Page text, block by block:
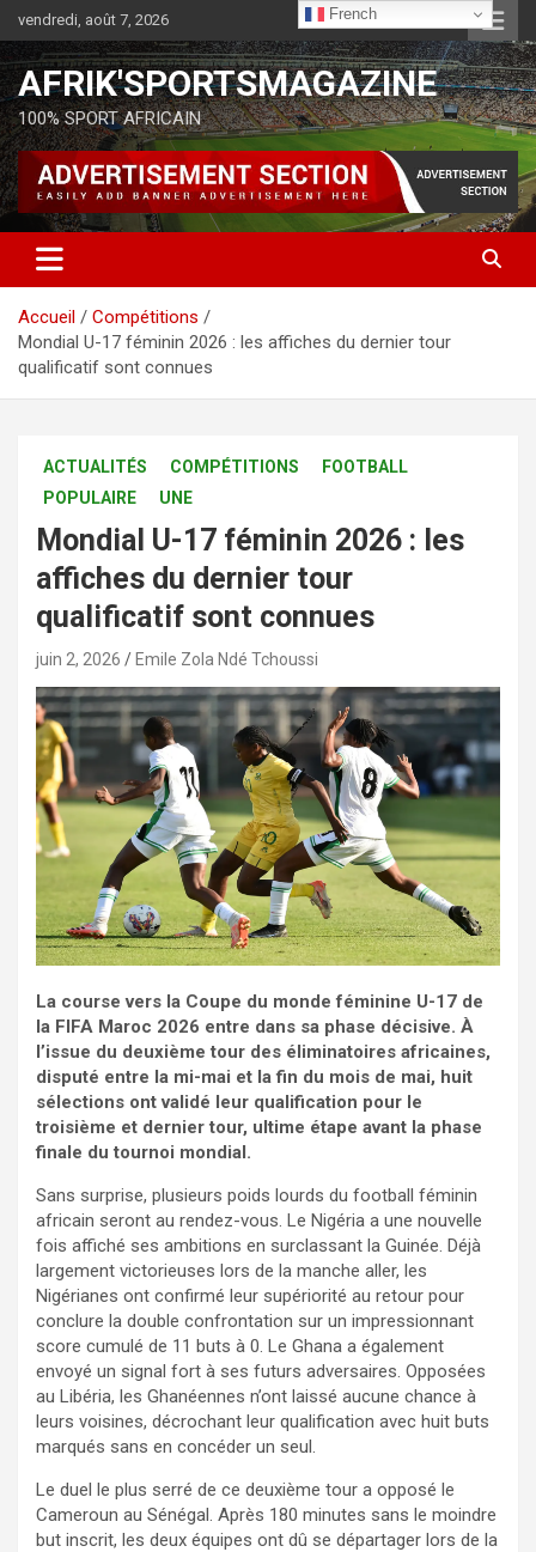
vendredi, août 7, 2026
AFRIK'SPORTSMAGAZINE
100% SPORT AFRICAIN
Accueil
Compétitions
Mondial U-17 féminin 2026 : les affiches du dernier tour
qualificatif sont connues
ACTUALITÉS COMPÉTITIONS
FOOTBALL
POPULAIRE
UNE
Mondial U-17 féminin 2026 : les
affiches du dernier tour
qualificatif sont connues
juin 2, 2026 Emile Zola Ndé Tchoussi
La course vers la Coupe du monde féminine U-17 de
la FIFA Maroc 2026 entre dans sa phase décisive. À
l’issue du deuxième tour des éliminatoires africaines,
disputé entre la mi-mai et la fin du mois de mai, huit
sélections ont validé leur qualification pour le
troisième et dernier tour, ultime étape avant la phase
finale du tournoi mondial.
Sans surprise, plusieurs poids lourds du football féminin
africain seront au rendez-vous. Le Nigéria a une nouvelle
fois affiché ses ambitions en surclassant la Guinée. Déjà
largement victorieuses lors de la manche aller, les
Nigérianes ont confirmé leur supériorité au retour pour
conclure la double confrontation sur un impressionnant
score cumulé de 11 buts à 0. Le Ghana a également
envoyé un signal fort à ses futurs adversaires. Opposées
au Libéria, les Ghanéennes n’ont laissé aucune chance à
leurs voisines, décrochant leur qualification avec huit buts
marqués sans en concéder un seul.
Le duel le plus serré de ce deuxième tour a opposé le
Cameroun au Sénégal. Après 180 minutes sans le moindre
but inscrit, les deux équipes ont dû se départager lors de la
French